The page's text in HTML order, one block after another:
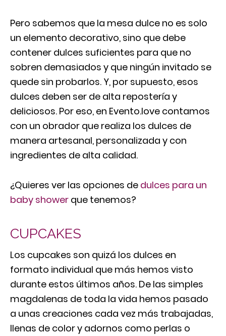
Pero sabemos que la mesa dulce no es solo
un elemento decorativo, sino que debe
contener dulces suficientes para que no
sobren demasiados y que ningún invitado se
quede sin probarlos. Y, por supuesto, esos
dulces deben ser de alta repostería y
deliciosos. Por eso, en Evento.love contamos
con un obrador que realiza los dulces de
manera artesanal, personalizada y con
ingredientes de alta calidad.
¿Quieres ver las opciones de dulces para un
baby shower que tenemos?
CUPCAKES
Los cupcakes son quizá los dulces en
formato individual que más hemos visto
durante estos últimos años. De las simples
magdalenas de toda la vida hemos pasado
a unas creaciones cada vez más trabajadas,
llenas de color y adornos como perlas o